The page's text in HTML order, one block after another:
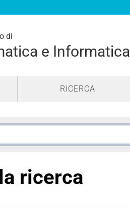
di
e Informatica
RICERCA
ricerca